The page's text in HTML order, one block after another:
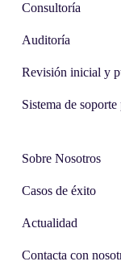
Consultoría
Auditoría
Revisión inicial y
Sistema de
Sobre Nosotros
Casos de éxito
Actualidad
Contacta con